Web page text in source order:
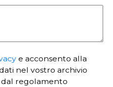
e acconsento alla
nel vostro archivio
regolamento